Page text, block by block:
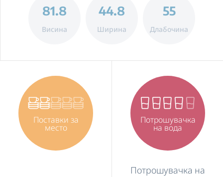
81.8
Висина
44.8
Ширина
55
Длабочина
Поставки за
место
Потрошувачка
на вода
Потрошувачка на